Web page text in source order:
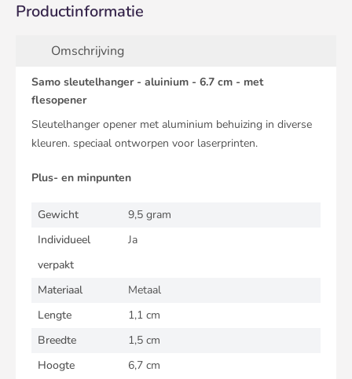
Productinformatie
Omschrijving
Samo sleutelhanger - aluinium - 6.7 cm - met
flesopener
Sleutelhanger opener met aluminium behuizing in diverse
kleuren. speciaal ontworpen voor laserprinten.
Plus- en minpunten
Gewicht
9,5 gram
Individueel
verpakt
Ja
Materiaal
Metaal
Lengte
1,1 cm
Breedte
1,5 cm
Hoogte
6,7 cm